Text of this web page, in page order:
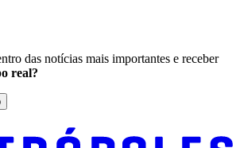
das notícias mais importantes e receber
real?